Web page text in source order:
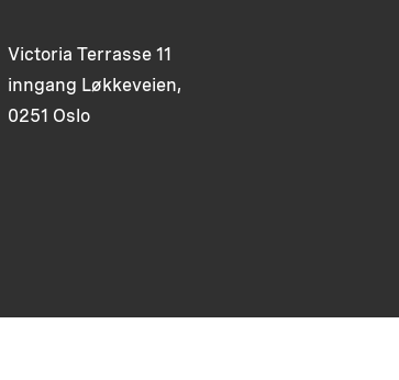
Victoria Terrasse 11
inngang Løkkeveien,
0251 Oslo